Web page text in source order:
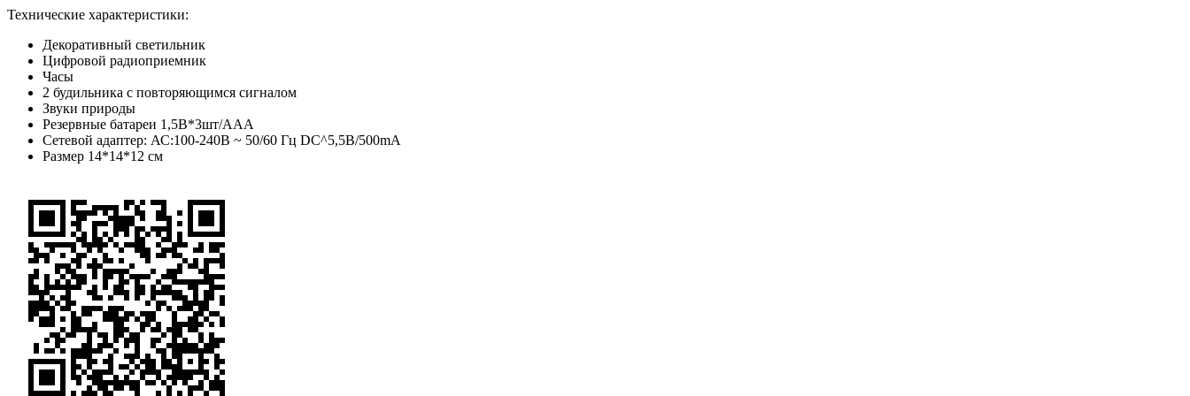
Технические характеристики:
Декоративный светильник
Цифровой радиоприемник
Часы
2 будильника с повторяющимся сигналом
Звуки природы
Резервные батареи 1,5В*3шт/ААА
Сетевой адаптер: АС:100-240В ~ 50/60 Гц DC^5,5B/500mA
Размер 14*14*12 см